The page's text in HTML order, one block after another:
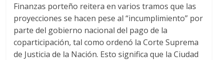
Finanzas porteño reitera en varios tramos que las
proyecciones se hacen pese al “incumplimiento” por
parte del gobierno nacional del pago de la
coparticipación, tal como ordenó la Corte Suprema
de Justicia de la Nación. Esto significa que la Ciudad